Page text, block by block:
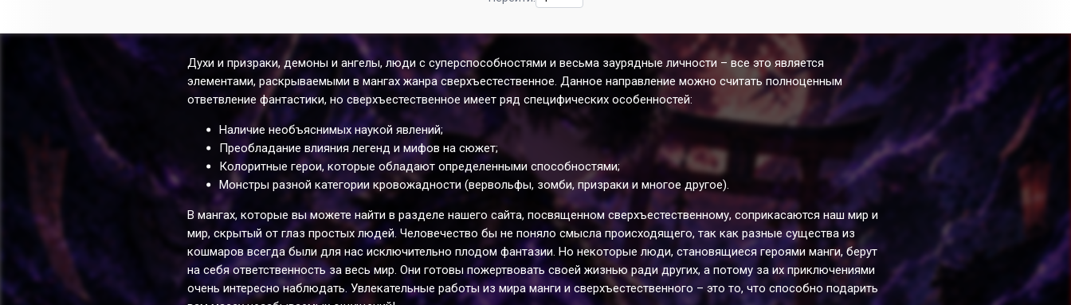
Духи и призраки, демоны и ангелы, люди с суперспособностями и весьма заурядные личности – все это является
элементами, раскрываемыми в мангах жанра сверхъестественное. Данное направление можно считать полноценным
ответвление фантастики, но сверхъестественное имеет ряд специфических особенностей:
Наличие необъяснимых наукой явлений;
Преобладание влияния легенд и мифов на сюжет;
Колоритные герои, которые обладают определенными способностями;
Монстры разной категории кровожадности (вервольфы, зомби, призраки и многое другое).
В мангах, которые вы можете найти в разделе нашего сайта, посвященном сверхъестественному, соприкасаются наш мир и
мир, скрытый от глаз простых людей. Человечество бы не поняло смысла происходящего, так как разные существа из
кошмаров всегда были для нас исключительно плодом фантазии. Но некоторые люди, становящиеся героями манги, берут
на себя ответственность за весь мир. Они готовы пожертвовать своей жизнью ради других, а потому за их приключениями
очень интересно наблюдать. Увлекательные работы из мира манги и сверхъестественного – это то, что способно подарить